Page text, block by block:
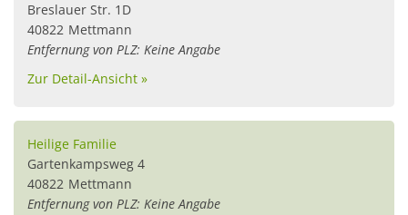
Breslauer Str. 1D
40822 Mettmann
Entfernung von PLZ: Keine Angabe
Zur Detail-Ansicht »
Heilige Familie
Gartenkampsweg 4
40822 Mettmann
Entfernung von PLZ: Keine Angabe